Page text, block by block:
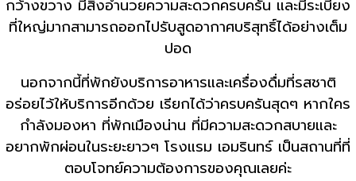
กว้างขวาง มีสิ่งอำนวยความสะดวกครบครัน และมีระเบียง
ที่ใหญ่มากสามารถออกไปรับสูดอากาศบริสุทธิ์ได้อย่างเต็ม
ปอด
นอกจากนี้ที่พักยังบริการอาหารและเครื่องดื่มที่รสชาติ
อร่อยไว้ให้บริการอีกด้วย เรียกได้ว่าครบครันสุดๆ หากใคร
กำลังมองหา ที่พักเมืองน่าน ที่มีความสะดวกสบายและ
อยากพักผ่อนในระยะยาวๆ โรงแรม เอมรินทร์ เป็นสถานที่ที่
ตอบโจทย์ความต้องการของคุณเลยค่ะ